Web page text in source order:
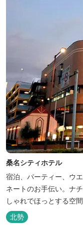
桑名シティホテル
宿泊、パーティー、ウ
ネートのお手伝い。ナ
しゃれでほっとする空
たします。
北勢